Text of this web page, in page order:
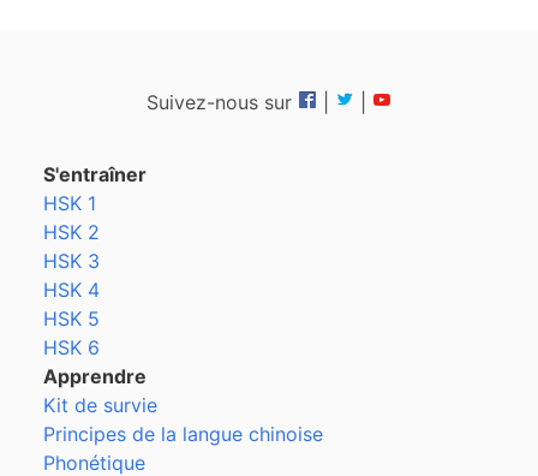
Suivez-nous sur
S'entraîner
HSK 1
HSK 2
HSK 3
HSK 4
HSK 5
HSK 6
Apprendre
Kit de survie
Principes de la langue chinoise
Phonétique